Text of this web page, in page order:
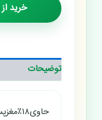
خرید
توضیحات